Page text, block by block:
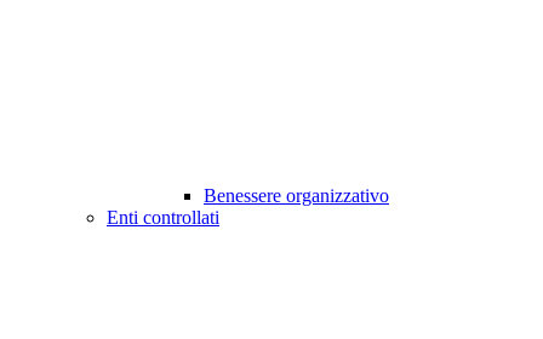
Benessere organizzativo
Enti controllati